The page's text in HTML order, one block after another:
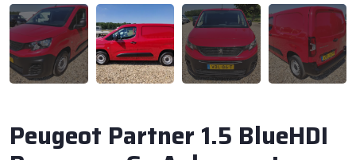
Peugeot Partner 1.5 BlueHDI